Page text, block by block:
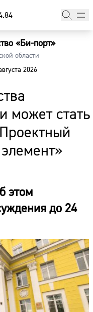
«Би-порт»
области
2026
может стать
этом
до 24